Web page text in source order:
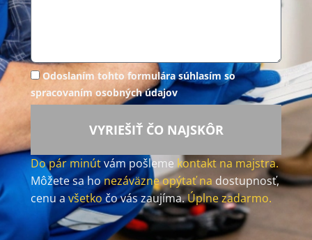
Odoslaním tohto formulára súhlasím so
spracovaním osobných údajov
VYRIEŠIŤ ČO NAJSKÔR
Do pár minútvám pošleme kontakt na majstra.
Môžete sa honezáväzne opýtať na dostupnosť,
cenu avšetkočo vás zaujíma.Úplne zadarmo.